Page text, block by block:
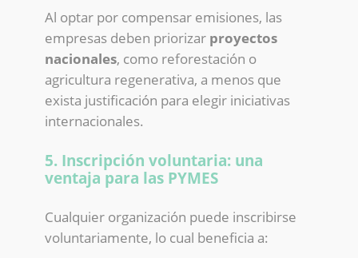
Al optar por compensar emisiones, las
empresas deben priorizar proyectos
nacionales, como reforestación o
agricultura regenerativa, a menos que
exista justificación para elegir iniciativas
internacionales.
5. Inscripción voluntaria: una
ventaja para las PYMES
Cualquier organización puede inscribirse
voluntariamente, lo cual beneficia a: